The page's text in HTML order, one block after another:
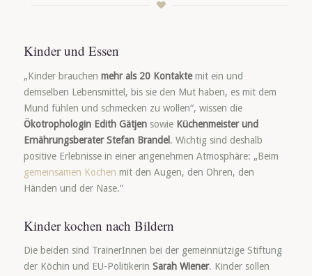
Kinder und Essen
„Kinder brauchen mehr als 20 Kontaktemit ein und
demselben Lebensmittel, bis sie den Mut haben, es mit dem
Mund fühlen und schmecken zu wollen“, wissen die
Ökotrophologin Edith Gätjensowie Küchenmeister und
Ernährungsberater Stefan Brandel. Wichtig sind deshalb
positive Erlebnisse in einer angenehmen Atmosphäre: „Beim
gemeinsamen Kochen mit den Augen, den Ohren, den
Händen und der Nase.“
Kinder kochen nach Bildern
Die beiden sind TrainerInnen bei der gemeinnützige Stiftung
der Köchin und EU-Politikerin Sarah Wiener. Kinder sollen